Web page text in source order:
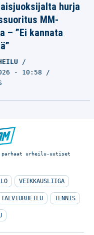
hurja
MM-
– ”Ei kannata
- 10:58
parhaat urheilu-uutiset
VEIKKAUSLIIGA
TALVIURHEILU TENNIS